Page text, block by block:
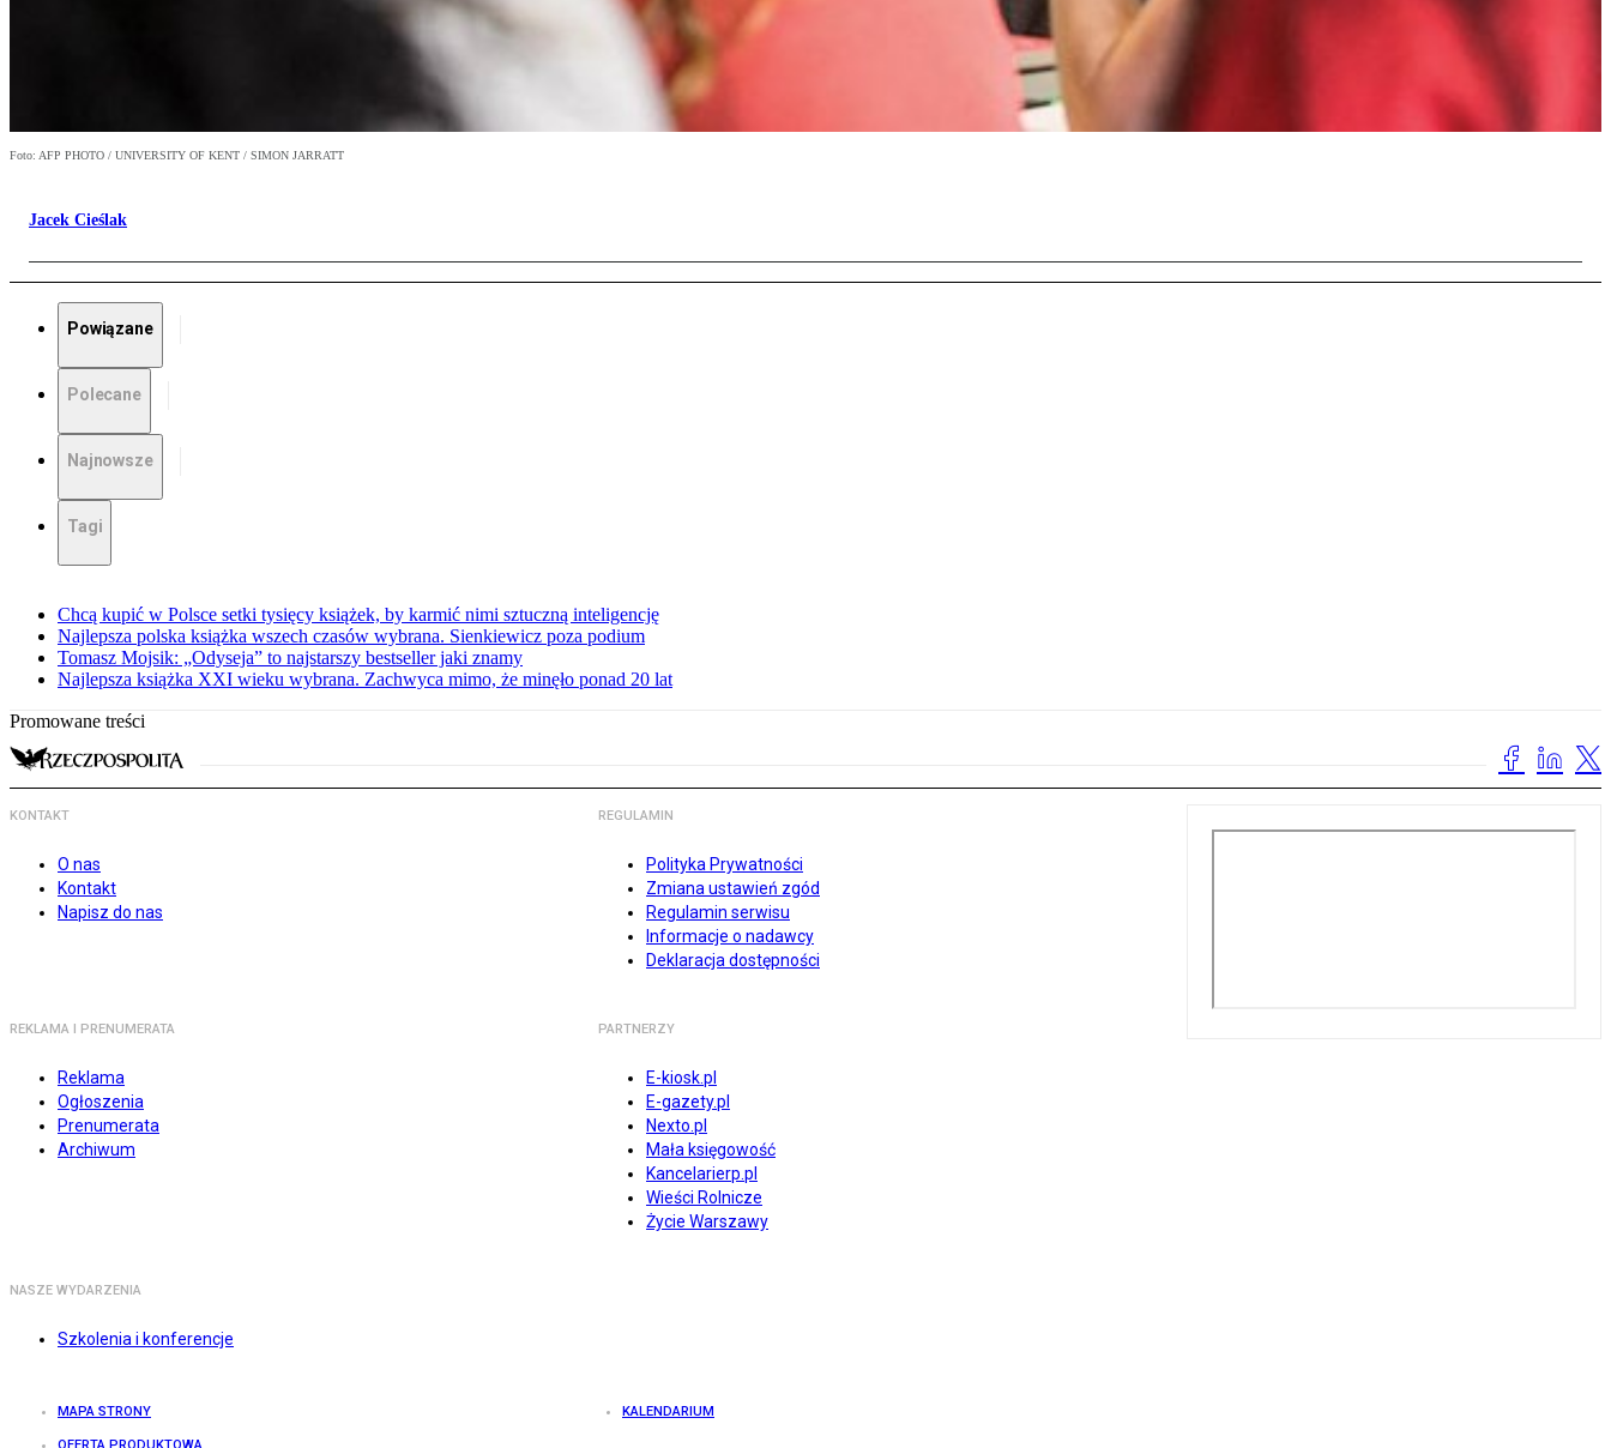
Foto: AFP PHOTO / UNIVERSITY OF KENT / SIMON JARRATT
Jacek Cieślak
Powiązane
Polecane
Najnowsze
Tagi
Chcą kupić w Polsce setki tysięcy książek, by karmić nimi sztuczną inteligencję
Najlepsza polska książka wszech czasów wybrana. Sienkiewicz poza podium
Tomasz Mojsik: „Odyseja” to najstarszy bestseller jaki znamy
Najlepsza książka XXI wieku wybrana. Zachwyca mimo, że minęło ponad 20 lat
Promowane treści
KONTAKT
O nas
Kontakt
Napisz do nas
REGULAMIN
Polityka Prywatności
Zmiana ustawień zgód
Regulamin serwisu
Informacje o nadawcy
Deklaracja dostępności
REKLAMA I PRENUMERATA
Reklama
Ogłoszenia
Prenumerata
Archiwum
PARTNERZY
E-kiosk.pl
E-gazety.pl
Nexto.pl
Mała księgowość
Kancelarierp.pl
Wieści Rolnicze
Życie Warszawy
NASZE WYDARZENIA
Szkolenia i konferencje
MAPA STRONY KALENDARIUM